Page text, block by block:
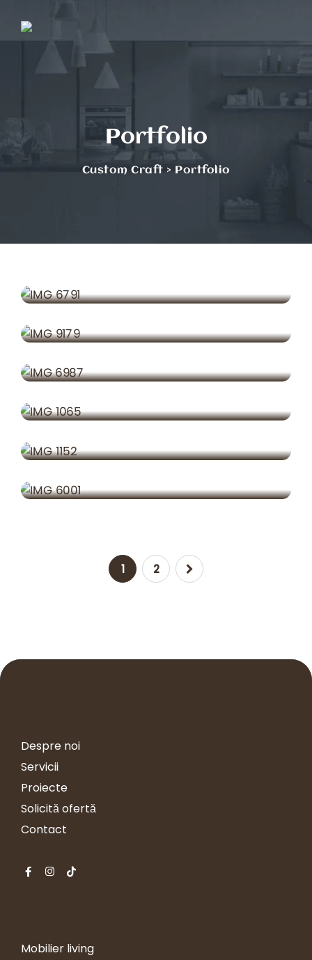
content
Portfolio
Custom Craft > Portfolio
PROIECTE
PROIECTE
PROIECTE
PROIECTE
PROIECTE
1 2
Despre noi
Servicii
Proiecte
Solicită ofertă
Contact
Mobilier living